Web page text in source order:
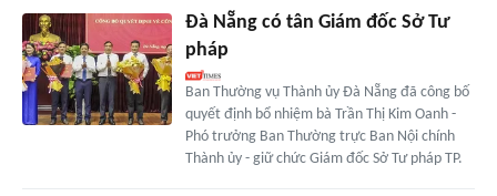
Đà Nẵng có tân Giám đốc Sở Tư
pháp
Ban Thường vụ Thành ủy Đà Nẵng đã công bố
quyết định bổ nhiệm bà Trần Thị Kim Oanh -
Phó trưởng Ban Thường trực Ban Nội chính
Thành ủy - giữ chức Giám đốc Sở Tư pháp TP.